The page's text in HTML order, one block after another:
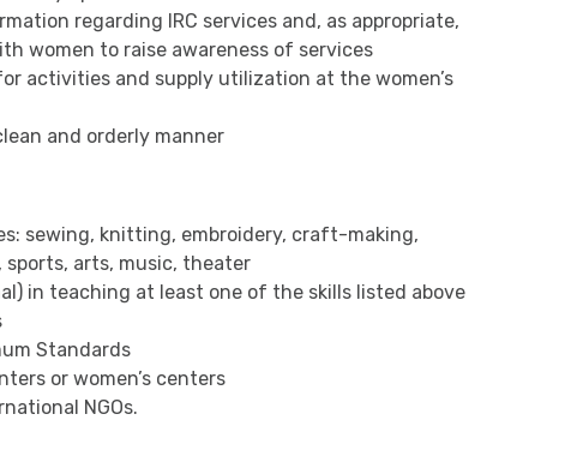
regarding IRC services and, as appropriate,
women to raise awareness of services
activities and supply utilization at the women’s
and orderly manner
sewing, knitting, embroidery, craft-making,
arts, music, theater
in teaching at least one of the skills listed above
Standards
or women’s centers
NGOs.